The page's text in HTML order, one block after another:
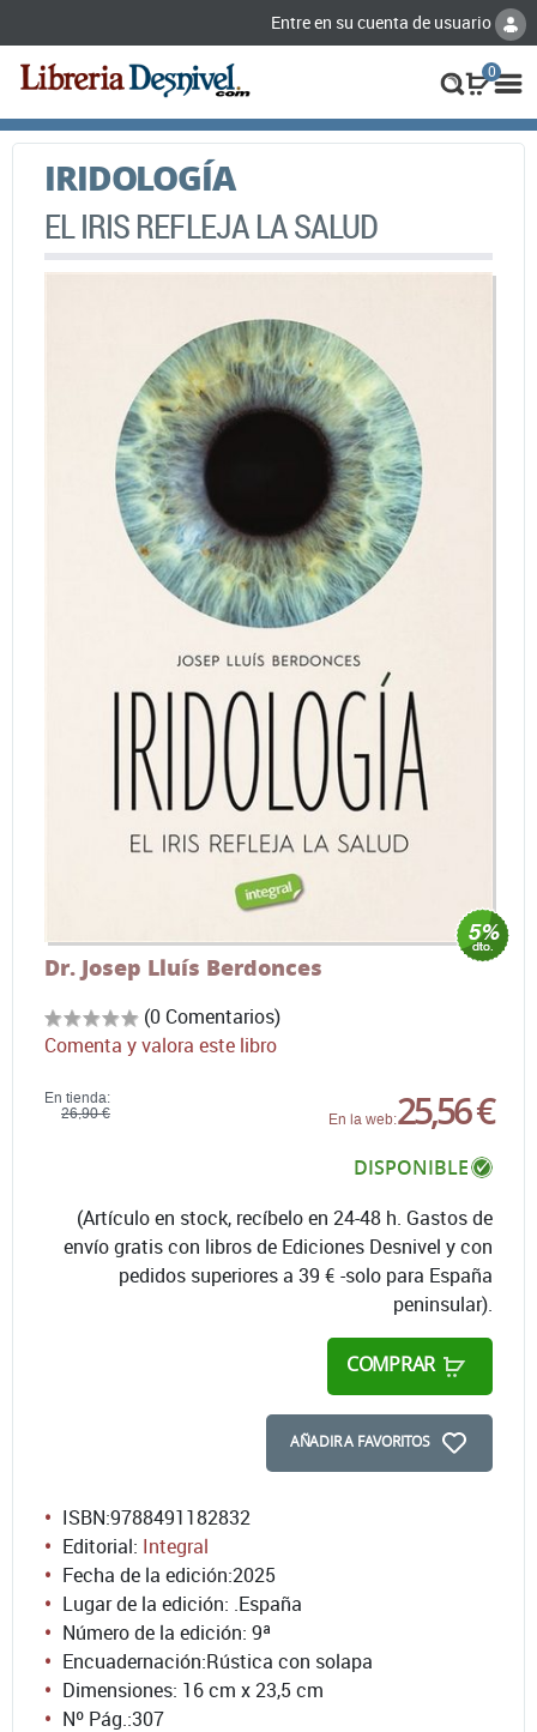
Entre en su cuenta de usuario
0
IRIDOLOGÍA
EL IRIS REFLEJA LA SALUD
Dr. Josep Lluís Berdonces
(0 Comentarios)
Comenta y valora este libro
En tienda:
26,90 €
En la web:25,56 €
DISPONIBLE
(Artículo en stock, recíbelo en 24-48 h. Gastos de
envío gratis con libros de Ediciones Desnivel y con
pedidos superiores a 39 € -solo para España
peninsular).
COMPRAR
AÑADIR A FAVORITOS
ISBN:9788491182832
Editorial: Integral
Fecha de la edición:2025
Lugar de la edición: .España
Número de la edición: 9ª
Encuadernación:Rústica con solapa
Dimensiones: 16 cm x 23,5 cm
Nº Pág.:307